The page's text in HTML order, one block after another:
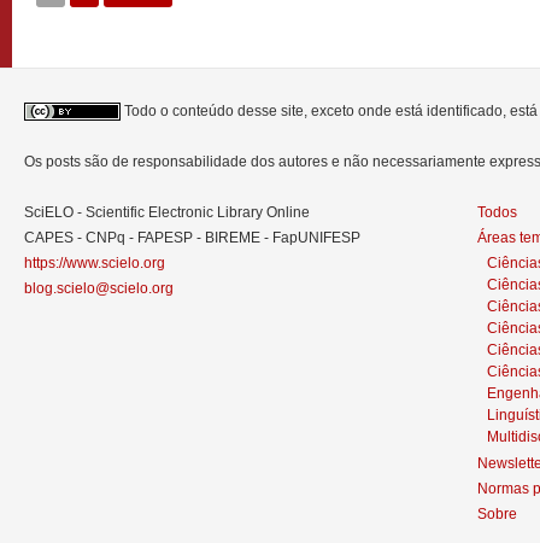
Todo o conteúdo desse site, exceto onde está identificado,
Os posts são de responsabilidade dos autores e não necessariamente
SciELO - Scientific Electronic Library Online
CAPES - CNPq - FAPESP - BIREME - FapUNIFESP
https://www.scielo.org
blog.scielo@scielo.org
Todos
Áreas
Normas
Sobre